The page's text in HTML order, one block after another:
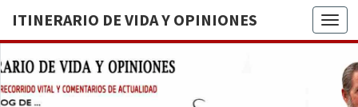
ITINERARIO DE VIDA Y OPINIONES